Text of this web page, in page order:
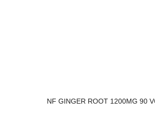
NF GINGER ROOT 1200MG 90